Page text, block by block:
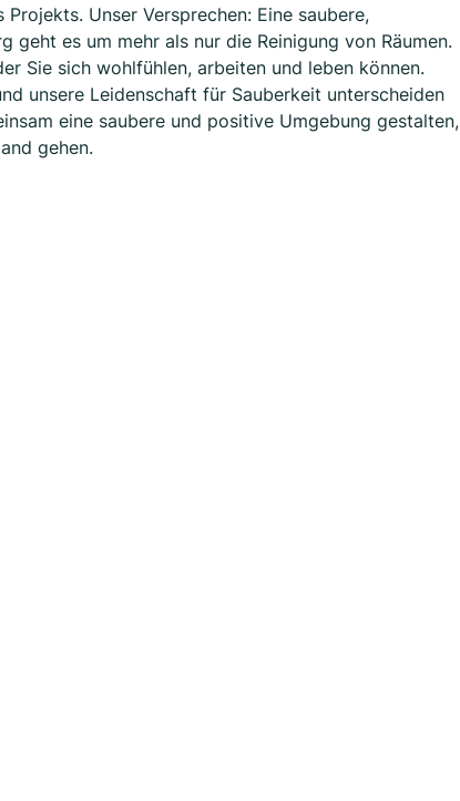
Unser Versprechen: Eine saubere,
geht es um mehr als nur die Reinigung von Räumen.
Sie sich wohlfühlen, arbeiten und leben können.
unsere Leidenschaft für Sauberkeit unterscheiden
eine saubere und positive Umgebung gestalten,
gehen.